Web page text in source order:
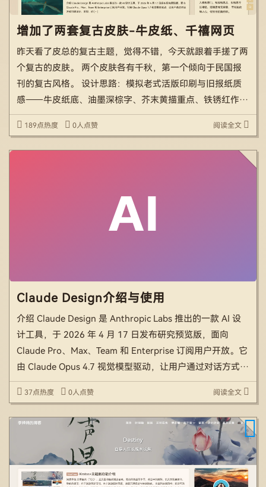
增加了两套复古皮肤-牛皮纸、千禧网页
昨天看了皮总的复古主题，觉得不错，今天就跟着手搓了两
个复古的皮肤。 两个皮肤各有千秋，第一个倾向于民国报
刊的复古风格。 设计思路：模拟老式活版印刷与旧报纸质
感——牛皮纸底、油墨深棕字、芥末黄描重点、铁锈红作副
强调、靛蓝作链接冷点缀。使用衬线字体（宋体 / Serif）+
189点热度 0人点赞 阅读全文
Claude Design介绍与使用
介绍 Claude Design 是 Anthropic Labs 推出的一款 AI 设
计工具，于 2026 年 4 月 17 日发布研究预览版，面向
Claude Pro、Max、Team 和 Enterprise 订阅用户开放。它
由 Claude Opus 4.7 视觉模型驱动，让用户通过对话方式创
建设计、原型、幻 […]
37点热度 0人点赞 阅读全文